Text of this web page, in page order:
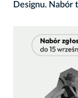
Designu. Nabór